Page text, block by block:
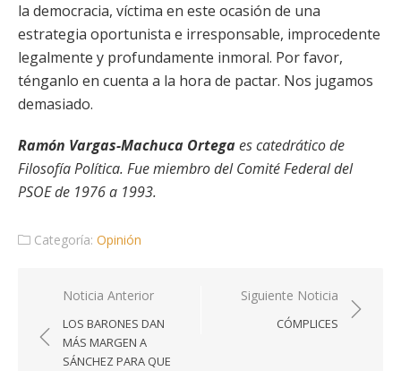
la democracia, víctima en este ocasión de una
estrategia oportunista e irresponsable, improcedente
legalmente y profundamente inmoral. Por favor,
ténganlo en cuenta a la hora de pactar. Nos jugamos
demasiado.
Ramón Vargas-Machuca Ortegaes catedrático de
Filosofía Política. Fue miembro del Comité Federal del
PSOE de 1976 a 1993.
Categoría: Opinión
Navegación
entradas
Noticia Anterior
LOS BARONES DAN
MÁS MARGEN A
SÁNCHEZ PARA QUE
Siguiente Noticia
CÓMPLICES